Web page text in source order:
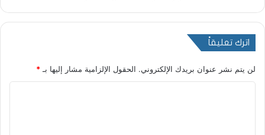
اترك تعليقاً
لن يتم نشر عنوان بريدك الإلكتروني. الحقول الإلزامية مشار إليها بـ*